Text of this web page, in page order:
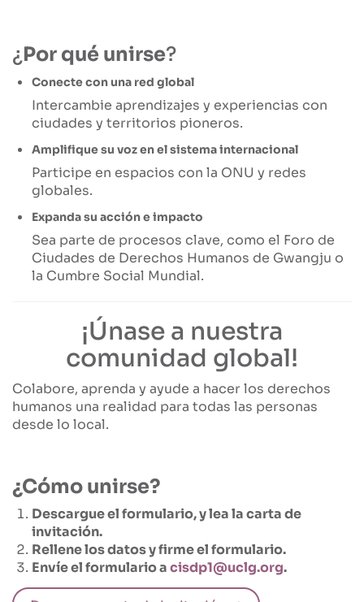
¿Por qué unirse?
Conecte con una red global
Intercambie aprendizajes y experiencias con
ciudades y territorios pioneros.
Amplifique su voz en el sistema internacional
Participe en espacios con la ONU y redes
globales.
Expanda su acción e impacto
Sea parte de procesos clave, como el Foro de
Ciudades de Derechos Humanos de Gwangju o
la Cumbre Social Mundial.
¡Únase a nuestra
comunidad global!
Colabore, aprenda y ayude a hacer los derechos
humanos una realidad para todas las personas
desde lo local.
¿Cómo unirse?
Descargue el formulario, y lea la carta de
invitación.
Rellene los datos y firme el formulario.
Envíe el formulario acisdp1@uclg.org.